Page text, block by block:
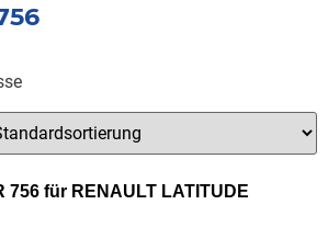
756 für RENAULT LATITUDE